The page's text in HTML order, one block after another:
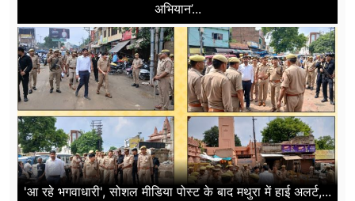
अभियान’...
'आ रहे भगवाधारी', सोशल मीडिया पोस्ट के बाद मथुरा में हाई अलर्ट,...